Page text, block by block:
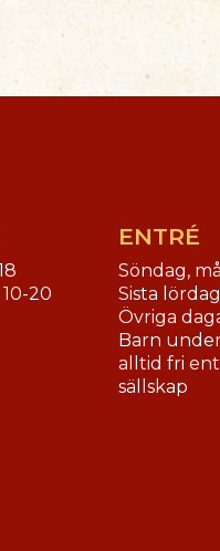
20
ENTRÉ
Söndag,
Sista
Övriga
Barn
alltid fri
sällskap